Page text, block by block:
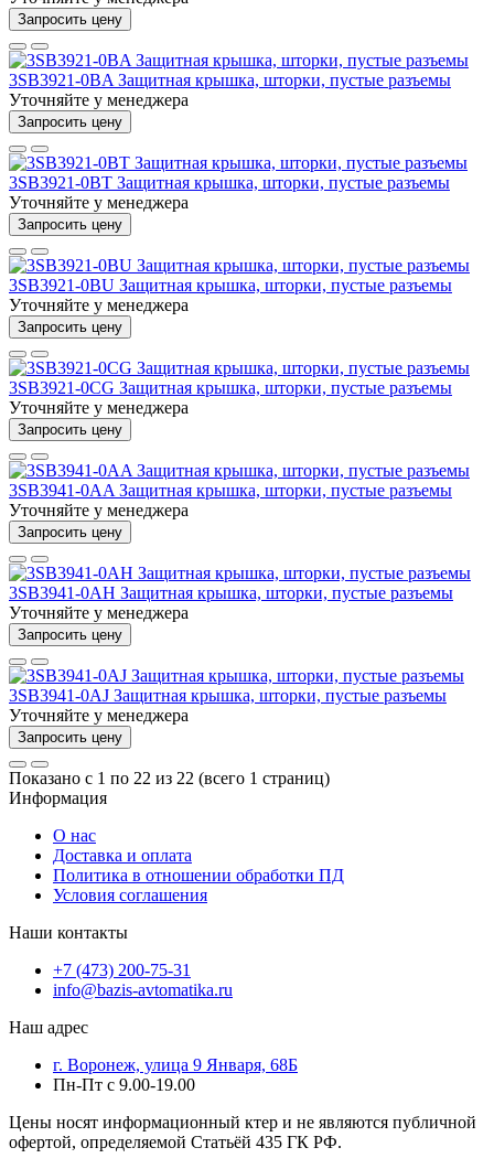
Запросить цену
3SB3921-0BA Защитная крышка, шторки, пустые разъемы
Уточняйте у менеджера
Запросить цену
3SB3921-0BT Защитная крышка, шторки, пустые разъемы
Уточняйте у менеджера
Запросить цену
3SB3921-0BU Защитная крышка, шторки, пустые разъемы
Уточняйте у менеджера
Запросить цену
3SB3921-0CG Защитная крышка, шторки, пустые разъемы
Уточняйте у менеджера
Запросить цену
3SB3941-0AA Защитная крышка, шторки, пустые разъемы
Уточняйте у менеджера
Запросить цену
3SB3941-0AH Защитная крышка, шторки, пустые разъемы
Уточняйте у менеджера
Запросить цену
3SB3941-0AJ Защитная крышка, шторки, пустые разъемы
Уточняйте у менеджера
Запросить цену
Показано с 1 по 22 из 22 (всего 1 страниц)
Информация
О нас
Доставка и оплата
Политика в отношении обработки ПД
Условия соглашения
Наши контакты
+7 (473) 200-75-31
info@bazis-avtomatika.ru
Наш адрес
г. Воронеж, улица 9 Января, 68Б
Пн-Пт с 9.00-19.00
Цены носят информационный ктер и не являются публичной
офертой, определяемой Статьёй 435 ГК РФ.